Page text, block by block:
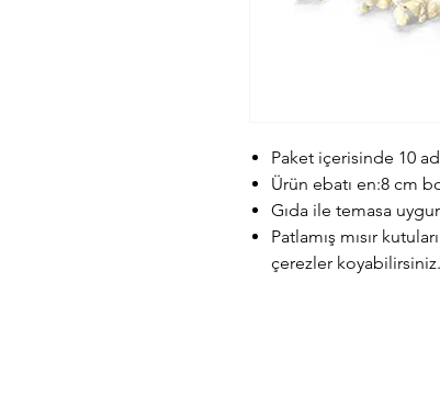
Paket içerisinde 10
Ürün ebatı en:8 cm
Gıda ile temasa
Patlamış mısır
çerezler koyabilirsiniz.